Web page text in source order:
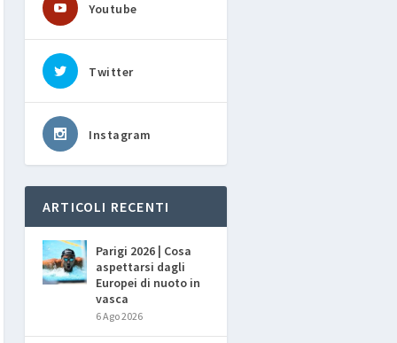
Youtube
Twitter
Instagram
ARTICOLI RECENTI
Parigi 2026 | Cosa
aspettarsi dagli
Europei di nuoto in
vasca
6 Ago 2026